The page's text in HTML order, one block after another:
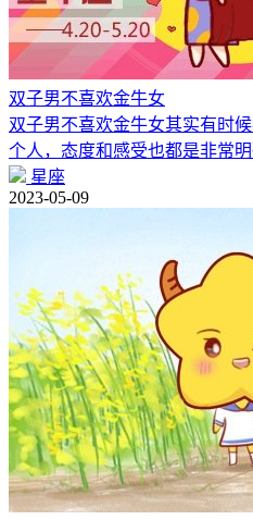
双子男不喜欢金牛女
双子男不喜欢金牛女其实有时
个人，态度和感受也都是非常
星座
2023-05-09